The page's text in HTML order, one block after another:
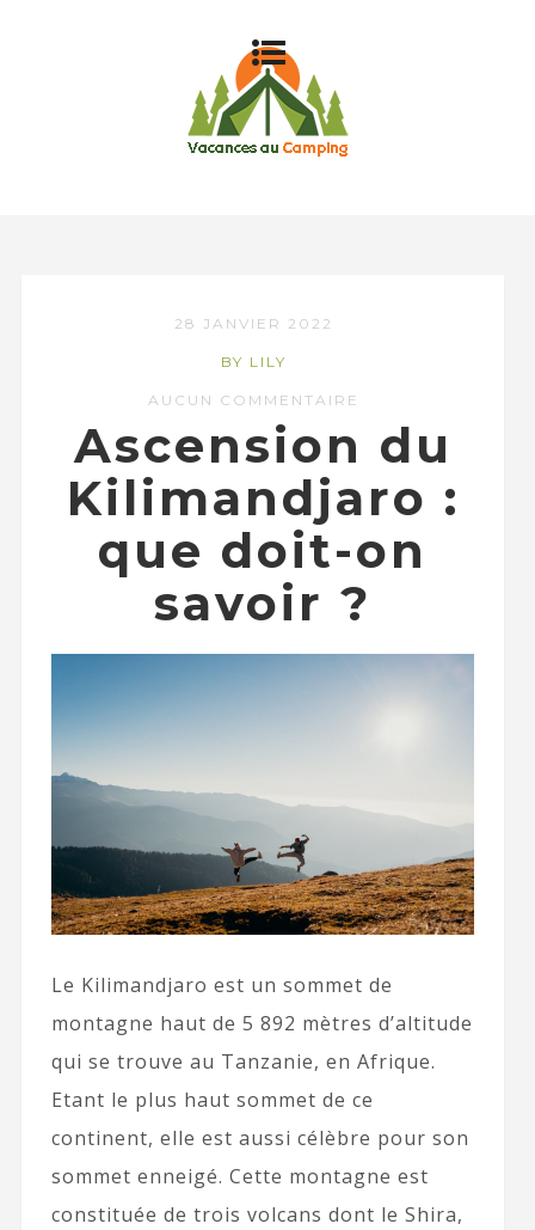
28 JANVIER 2022
BY LILY
AUCUN COMMENTAIRE
Ascension du
Kilimandjaro :
que doit-on
savoir ?
Le Kilimandjaro est un sommet de
montagne haut de 5 892 mètres d’altitude
qui se trouve au Tanzanie, en Afrique.
Etant le plus haut sommet de ce
continent, elle est aussi célèbre pour son
sommet enneigé. Cette montagne est
constituée de trois volcans dont le Shira,